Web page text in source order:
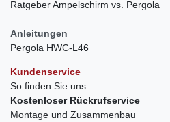
Ratgeber Ampelschirm vs. Pergola
Anleitungen
Pergola HWC-L46
Kundenservice
So finden Sie uns
Kostenloser Rückrufservice
Montage und Zusammenbau